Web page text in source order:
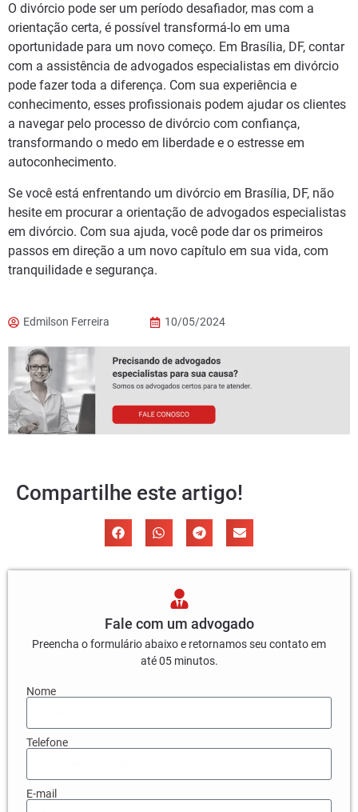
O divórcio pode ser um período desafiador, mas com a
orientação certa, é possível transformá-lo em uma
oportunidade para um novo começo. Em Brasília, DF, contar
com a assistência de advogados especialistas em divórcio
pode fazer toda a diferença. Com sua experiência e
conhecimento, esses profissionais podem ajudar os clientes
a navegar pelo processo de divórcio com confiança,
transformando o medo em liberdade e o estresse em
autoconhecimento.
Se você está enfrentando um divórcio em Brasília, DF, não
hesite em procurar a orientação de advogados especialistas
em divórcio. Com sua ajuda, você pode dar os primeiros
passos em direção a um novo capítulo em sua vida, com
tranquilidade e segurança.
Edmilson Ferreira 10/05/2024
Compartilhe este artigo!
Fale com um advogado
Preencha o formulário abaixo e retornamos seu contato em
até 05 minutos.
Nome
Telefone
E-mail